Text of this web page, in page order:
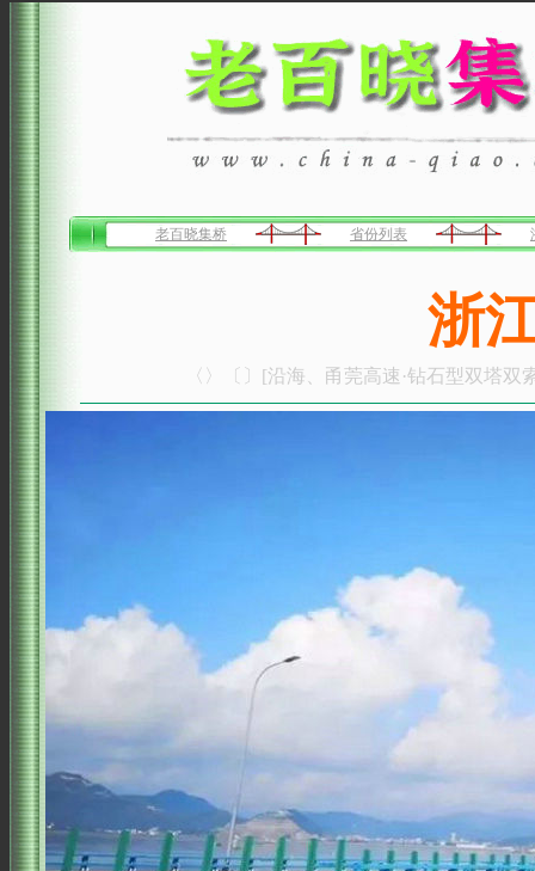
老百晓集桥 省份列表
浙
〈〉〔〕[沿海、甬莞高速·钻石型双塔